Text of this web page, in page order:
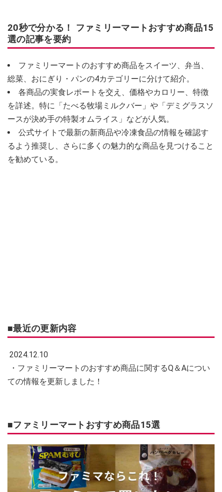
20秒で分かる！ ファミリーマートおすすめ商品15
選の記事を要約
ファミリーマートのおすすめ商品をスイーツ、弁当、
総菜、おにぎり・パンの4カテゴリーに分けて紹介。
各商品の実食レポートを交え、価格やカロリー、特徴
を詳述。特に「たべる牧場ミルクバー」や「デミグラスソ
ースが決め手の特製オムライス」などが人気。
公式サイトで最新の新商品や冷凍食品の情報を確認す
るよう推奨し、さらに多くの魅力的な商品を見つけること
を勧めている。
■最近の更新内容
2024.12.10
・ファミリーマートのおすすめ商品に関するQ＆Aについ
ての情報を更新しました！
■ファミリーマートおすすめ商品15選